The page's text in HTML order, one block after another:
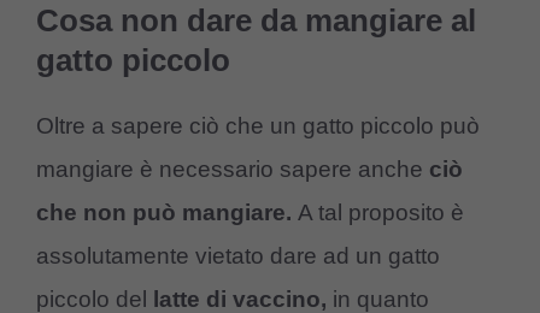
Cosa non dare da mangiare al
gatto piccolo
Oltre a sapere ciò che un gatto piccolo può
mangiare è necessario sapere anche ciò
che non può mangiare. A tal proposito è
assolutamente vietato dare ad un gatto
piccolo del latte di vaccino, in quanto